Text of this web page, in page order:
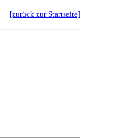
[zurück zur Startseite]